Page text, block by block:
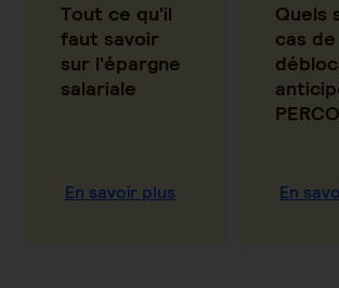
Tout ce qu'il
faut savoir
sur l'épargne
salariale
En savoir plus
Quels
cas de
En